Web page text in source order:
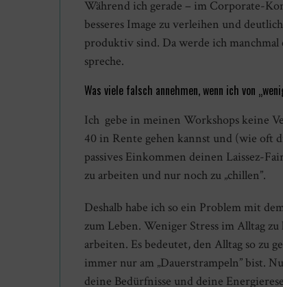
Während ich gerade – im Corporate-
besseres Image zu verleihen und
produktiv sind. Da werde ich manchmal
spreche.
Was viele falsch annehmen, wenn ich von
Ich gebe in meinen Workshops keine
40 in Rente gehen kannst und (wie oft
passives Einkommen deinen Laissez-
zu arbeiten und nur noch zu „chillen”.
Deshalb habe ich so ein Problem mit
zum Leben. Weniger Stress im Alltag
arbeiten. Es bedeutet, den Alltag so zu
immer nur am „Dauerstrampeln” bist.
deine Bedürfnisse und deine